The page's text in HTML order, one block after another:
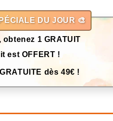
DU JOUR 🎨
1 GRATUIT
est OFFERT !
dès 49€ !